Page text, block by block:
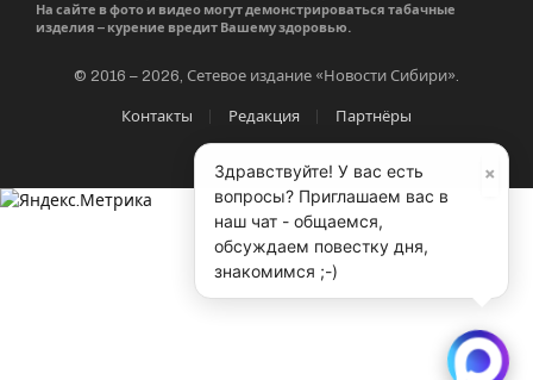
На сайте в фото и видео могут демонстрироваться табачные
изделия – курение вредит Вашему здоровью.
© 2016 – 2026, Сетевое издание «Новости Сибири».
Контакты Редакция Партнёры
×
Здравствуйте! У вас есть
вопросы? Приглашаем вас в
наш чат - общаемся,
обсуждаем повестку дня,
знакомимся ;-)